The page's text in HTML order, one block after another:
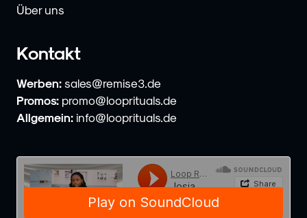
Über uns
Kontakt
Werben: sales@remise3.de
Promos: promo@looprituals.de
Allgemein: info@looprituals.de